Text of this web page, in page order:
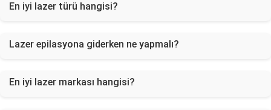
En iyi lazer türü hangisi?
Lazer epilasyona giderken ne yapmalı?
En iyi lazer markası hangisi?